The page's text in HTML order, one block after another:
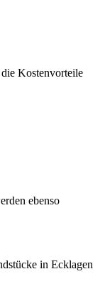
Kostenvorteile
ebenso
in Ecklagen